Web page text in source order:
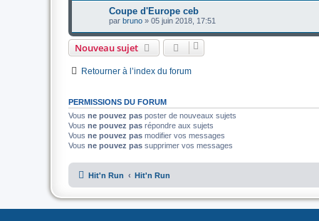
Coupe d'Europe ceb
par bruno » 05 juin 2018, 17:51
Nouveau sujet
Retourner à l’index du forum
PERMISSIONS DU FORUM
Vous ne pouvez pas poster de nouveaux sujets
Vous ne pouvez pas répondre aux sujets
Vous ne pouvez pas modifier vos messages
Vous ne pouvez pas supprimer vos messages
Hit'n Run Hit'n Run